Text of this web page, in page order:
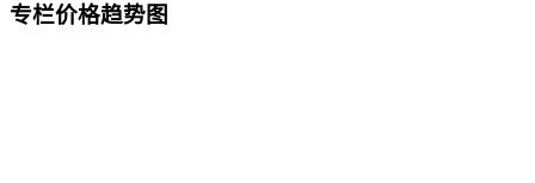
专栏价格趋势图